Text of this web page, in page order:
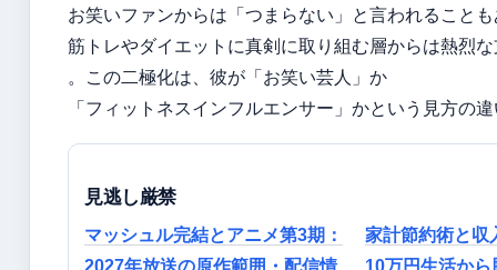
お笑いファンからは「つまらない」と言われること
筋トレやダイエットに真剣に取り組む層からは熱烈
。この二極化は、彼が「お笑い芸人」か
「フィットネスインフルエンサー」かという見方の
見逃し厳禁
マッシュル完結とアニメ第3期：
2027年放送の原作範囲・配信情
家計節約術と収
10万円生活か